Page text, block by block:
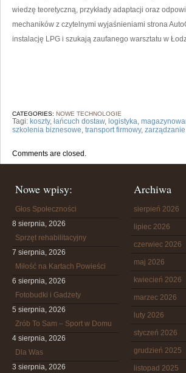
wiedzę teoretyczną, przykłady adaptacji oraz
mechaników z czytelnymi wyjaśnieniami strona
instalację LPG i szukają zaufanego warsztatu w
CATEGORIES: NOWE TECHNOLOGIE
Tagi: koszty, łańcuch dostaw, logistyka,
szkolenia biznesowe, transport firmowy,
Comments are closed.
Nowe wpisy:
Głos Społeczności
8 sierpnia, 2026
Sprzęt rehabilitacyjny
7 sierpnia, 2026
Miłość na Kartach Powieści
6 sierpnia, 2026
Fotobudki i Gadżety
5 sierpnia, 2026
Zrób To Sam – Sport w Domu
4 sierpnia, 2026
Dla Was
3 sierpnia, 2026
Archiwa
sierpień 2026
lipiec 2026
czerwiec 2026
maj 2026
kwiecień 2026
marzec 2026
luty 2026
styczeń 2026
grudzień 2025
listopad 2025